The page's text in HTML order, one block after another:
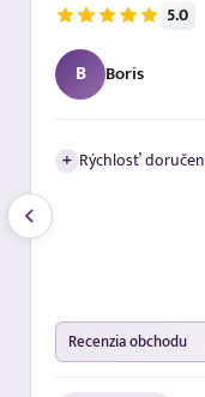
5.0
B Boris
+ Rýchlosť
Recenzia obchodu